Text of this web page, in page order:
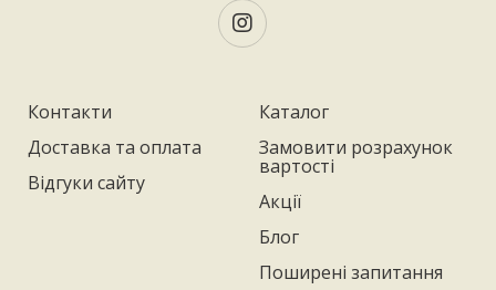
Контакти
Доставка та оплата
Відгуки сайту
Каталог
Замовити розрахунок
вартості
Акції
Блог
Поширені запитання